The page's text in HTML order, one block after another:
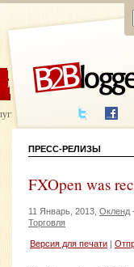
ЦЕНЫ ПОМОЩЬ
написания
ПРЕСС-РЕЛИЗЫ
FXOpen was
11 Январь, 2013, Окленд
Торговля
Версия для печати